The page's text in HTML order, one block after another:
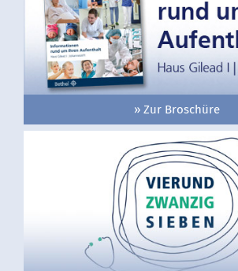
» Zur Broschüre